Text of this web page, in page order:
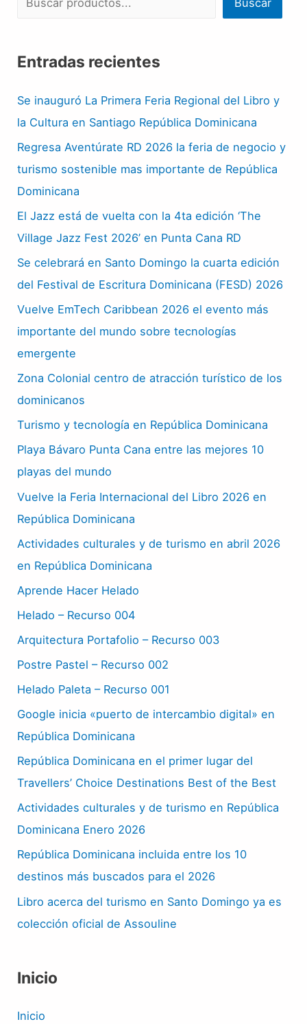
Buscar
Entradas recientes
Se inauguró La Primera Feria Regional del Libro y
la Cultura en Santiago República Dominicana
Regresa Aventúrate RD 2026 la feria de negocio y
turismo sostenible mas importante de República
Dominicana
El Jazz está de vuelta con la 4ta edición ‘The
Village Jazz Fest 2026’ en Punta Cana RD
Se celebrará en Santo Domingo la cuarta edición
del Festival de Escritura Dominicana (FESD) 2026
Vuelve EmTech Caribbean 2026 el evento más
importante del mundo sobre tecnologías
emergente
Zona Colonial centro de atracción turístico de los
dominicanos
Turismo y tecnología en República Dominicana
Playa Bávaro Punta Cana entre las mejores 10
playas del mundo
Vuelve la Feria Internacional del Libro 2026 en
República Dominicana
Actividades culturales y de turismo en abril 2026
en República Dominicana
Aprende Hacer Helado
Helado – Recurso 004
Arquitectura Portafolio – Recurso 003
Postre Pastel – Recurso 002
Helado Paleta – Recurso 001
Google inicia «puerto de intercambio digital» en
República Dominicana
República Dominicana en el primer lugar del
Travellers’ Choice Destinations Best of the Best
Actividades culturales y de turismo en República
Dominicana Enero 2026
República Dominicana incluida entre los 10
destinos más buscados para el 2026
Libro acerca del turismo en Santo Domingo ya es
colección oficial de Assouline
Inicio
Inicio